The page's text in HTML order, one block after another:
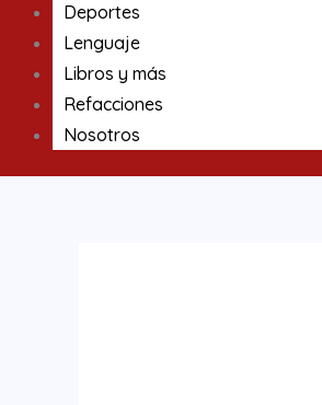
Deportes
Lenguaje
Libros y más
Refacciones
Nosotros